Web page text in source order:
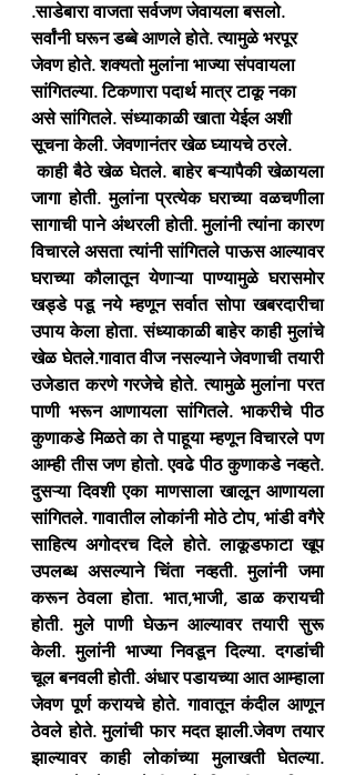
.साडेबारा वाजता सर्वजण जेवायला बसलो.
सर्वांनी घरून डब्बे आणले होते. त्यामुळे भरपूर
जेवण होते. शक्यतो मुलांना भाज्या संपवायला
सांगितल्या. टिकणारा पदार्थ मात्र टाकू नका
असे सांगितले. संध्याकाळी खाता येईल अशी
सूचना केली. जेवणानंतर खेळ घ्यायचे ठरले.
काही बैठे खेळ घेतले. बाहेर बऱ्यापैकी खेळायला
जागा होती. मुलांना प्रत्येक घराच्या वळचणीला
सागाची पाने अंथरली होती. मुलांनी त्यांना कारण
विचारले असता त्यांनी सांगितले पाऊस आल्यावर
घराच्या कौलातून येणाऱ्या पाण्यामुळे घरासमोर
खड्डे पडू नये म्हणून सर्वात सोपा खबरदारीचा
उपाय केला होता. संध्याकाळी बाहेर काही मुलांचे
खेळ घेतले.गावात वीज नसल्याने जेवणाची तयारी
उजेडात करणे गरजेचे होते. त्यामुळे मुलांना परत
पाणी भरून आणायला सांगितले. भाकरीचे पीठ
कुणाकडे मिळते का ते पाहूया म्हणून विचारले पण
आम्ही तीस जण होतो. एवढे पीठ कुणाकडे नव्हते.
दुसऱ्या दिवशी एका माणसाला खालून आणायला
सांगितले. गावातील लोकांनी मोठे टोप, भांडी वगैरे
साहित्य अगोदरच दिले होते. लाकूडफाटा खूप
उपलब्ध असल्याने चिंता नव्हती. मुलांनी जमा
करून ठेवला होता. भात,भाजी, डाळ करायची
होती. मुले पाणी घेऊन आल्यावर तयारी सुरू
केली. मुलांनी भाज्या निवडून दिल्या. दगडांची
चूल बनवली होती. अंधार पडायच्या आत आम्हाला
जेवण पूर्ण करायचे होते. गावातून कंदील आणून
ठेवले होते. मुलांची फार मदत झाली.जेवण तयार
झाल्यावर काही लोकांच्या मुलाखती घेतल्या.